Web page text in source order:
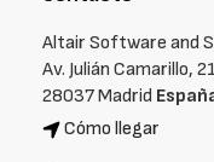
Altair Software and
Av. Julián Camarillo,
28037 Madrid
Cómo llegar